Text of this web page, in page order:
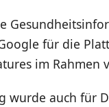
für die
im Rahmen
wurde auch für